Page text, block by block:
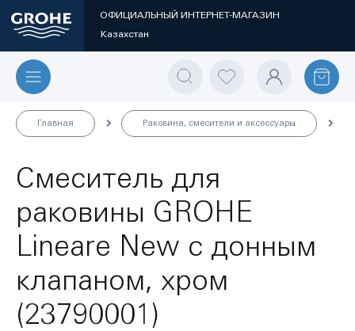
ОФИЦИАЛЬНЫЙ ИНТЕРНЕТ-МАГАЗИН
Казахстан
Главная Раковина, смесители и аксессуары
Смеситель для
раковины GROHE
Lineare New с донным
клапаном, хром
(23790001)